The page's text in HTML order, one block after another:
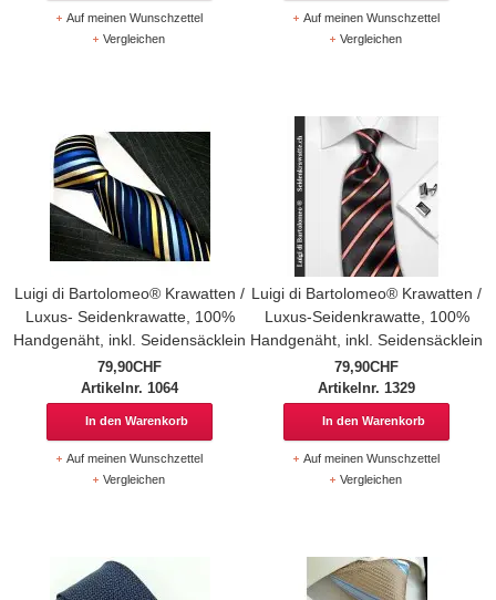
Auf meinen Wunschzettel
Vergleichen
Auf meinen Wunschzettel
Vergleichen
Luigi di Bartolomeo® Krawatten /
Luxus- Seidenkrawatte, 100%
Handgenäht, inkl. Seidensäcklein
79,90CHF
Artikelnr. 1064
In den Warenkorb
Auf meinen Wunschzettel
Vergleichen
Luigi di Bartolomeo® Krawatten /
Luxus-Seidenkrawatte, 100%
Handgenäht, inkl. Seidensäcklein
79,90CHF
Artikelnr. 1329
In den Warenkorb
Auf meinen Wunschzettel
Vergleichen